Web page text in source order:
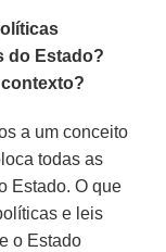
do Estado?
a um conceito
todas as
Estado. O que
e leis
o Estado